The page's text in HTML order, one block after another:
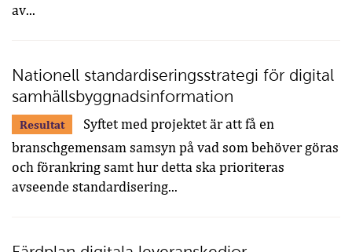
av...
Nationell standardiseringsstrategi för digital
samhällsbyggnadsinformation
Resultat
Syftet med projektet är att få en
branschgemensam samsyn på vad som behöver göras
och förankring samt hur detta ska prioriteras
avseende standardisering...